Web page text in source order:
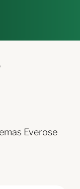
Everose